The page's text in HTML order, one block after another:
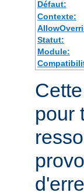
Défaut:
Contexte:
Statut:
Module:
pour